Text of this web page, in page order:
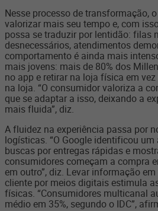
Nesse processo de transformação,
valorizar mais seu tempo e, com
possa se traduzir por lentidão: filas
desnecessários, atendimentos
comportamento é ainda mais
mais jovens: mais de 80% dos
no app e retirar na loja física em
na loja. “O consumidor valoriza a
que se adaptar a isso, deixando a
mais fluida”, diz.
A fluidez na experiência passa por
logísticas. “O Google identificou
buscas por entregas rápidas e
consumidores começam a compra
em outro”, diz. Levar informação
cliente por meios digitais estimula
físicas. “Consumidores multicanal
médio em 35%, segundo o IDC”,